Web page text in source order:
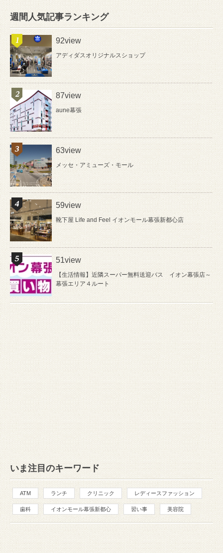
週間人気記事ランキング
92view
アディダスオリジナルスショップ
87view
aune幕張
63view
メッセ・アミューズ・モール
59view
靴下屋 Life and Feel イオンモール幕張新都心店
51view
【生活情報】近隣スーパー無料送迎バス イオン幕張店～
幕張エリア４ルート
いま注目のキーワード
ATM ランチ クリニック レディースファッション
歯科 イオンモール幕張新都心 習い事 美容院